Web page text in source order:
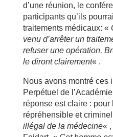
d’une réunion, le
participants qu’ils
traitements médicaux: «
venu d’arrêter un
refuser une opération,
le diront clairement« .
Nous avons montré ces
Perpétuel de
réponse est claire : pour
répréhensible et
illégal de la médecine« ,